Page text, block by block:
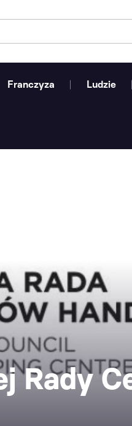
Franczyza Ludzie
Rady